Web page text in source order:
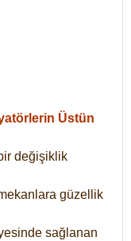
Üstün
değişiklik
güzellik
sağlanan